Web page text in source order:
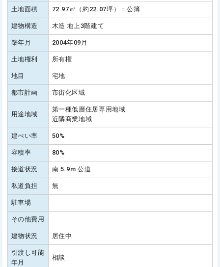
土地面積 72.97㎡（約22.07坪）：公簿
建物構造 木造 地上3階建て
築年月 2004年09月
土地権利 所有権
地目 宅地
都市計画 市街化区域
用途地域
第一種低層住居専用地域
近隣商業地域
建ぺい率 50%
容積率 80%
接道状況 南 5.9m 公道
私道負担 無
駐車場
その他費用
建物状況 居住中
引渡し可能
年月
相談